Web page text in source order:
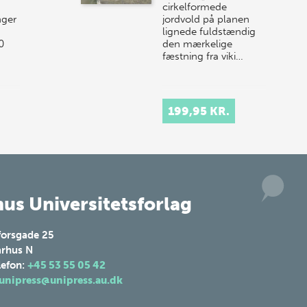
cirkelformede
jordvold på planen
lignede fuldstændig
den mærkelige
fæstning fra viki…
199,95 KR.
Universitetsforlag
25
N
+45 53 55 05 42
unipress@unipress.au.dk